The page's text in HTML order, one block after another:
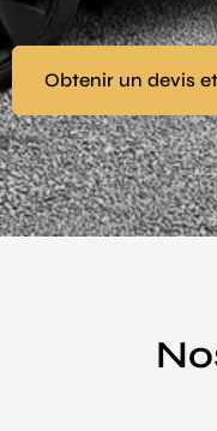
Obtenir un devis